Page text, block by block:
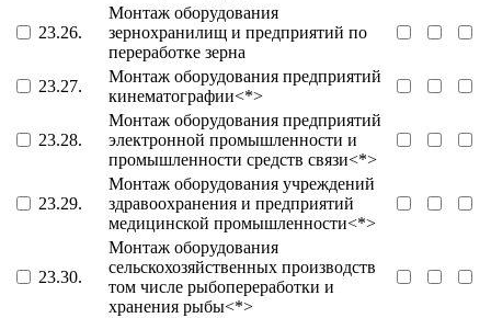
23.26.
Монтаж оборудования
зернохранилищ и предприятий по
переработке зерна
23.27.
Монтаж оборудования предприятий
кинематографии<*>
23.28.
Монтаж оборудования предприятий
электронной промышленности и
промышленности средств связи<*>
23.29.
Монтаж оборудования учреждений
здравоохранения и предприятий
медицинской промышленности<*>
23.30.
Монтаж оборудования
сельскохозяйственных производств
том числе рыбопереработки и
хранения рыбы<*>